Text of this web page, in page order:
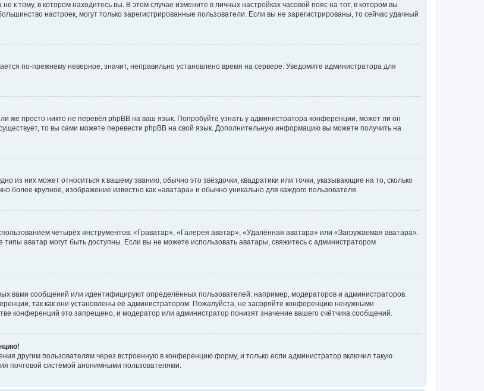
к тому, в котором находитесь вы. В этом случае измените в личных настройках часовой пояс на тот, в котором вы
настроек, могут только зарегистрированные пользователи. Если вы не зарегистрированы, то сейчас удачный
по-прежнему неверное, значит, неправильно установлено время на сервере. Уведомите администратора для
же просто никто не перевёл phpBB на ваш язык. Попробуйте узнать у администратора конференции, может ли он
то вы сами можете перевести phpBB на свой язык. Дополнительную информацию вы можете получить на
из них может относиться к вашему званию, обычно это звёздочки, квадратики или точки, указывающие на то, сколько
более крупное, изображение известно как «аватара» и обычно уникально для каждого пользователя.
четырёх инструментов: «Граватар», «Галерея аватар», «Удалённая аватара» или «Загружаемая аватара».
аватар могут быть доступны. Если вы не можете использовать аватары, свяжитесь с администратором
вами сообщений или идентифицируют определённых пользователей: например, модераторов и администраторов.
так как они установлены её администратором. Пожалуйста, не засоряйте конференцию ненужными
конференций это запрещено, и модератор или администратор понизят значение вашего счётчика сообщений.
другим пользователям через встроенную в конференцию форму, и только если администратор включил такую
почтовой системой анонимными пользователями.